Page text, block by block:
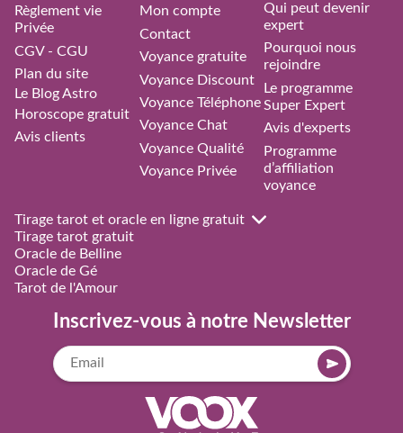
Règlement vie
Privée
CGV - CGU
Plan du site
Le Blog Astro
Horoscope gratuit
Avis clients
Mon compte
Contact
Voyance gratuite
Voyance Discount
Voyance Téléphone
Voyance Chat
Voyance Qualité
Voyance Privée
Qui peut devenir
expert
Pourquoi nous
rejoindre
Le programme
Super Expert
Avis d'experts
Programme
d’affiliation
voyance
Tirage tarot et oracle en ligne gratuit
Tirage tarot gratuit
Oracle de Belline
Oracle de Gé
Tarot de l'Amour
Inscrivez-vous à notre Newsletter